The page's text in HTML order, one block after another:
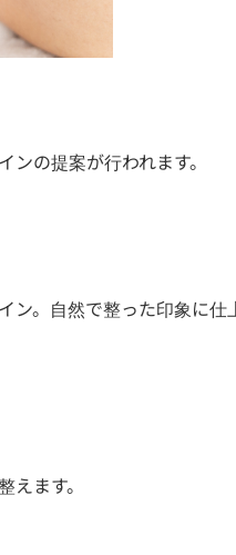
の提案が行われます。
ン。自然で整った印象に仕
ます。